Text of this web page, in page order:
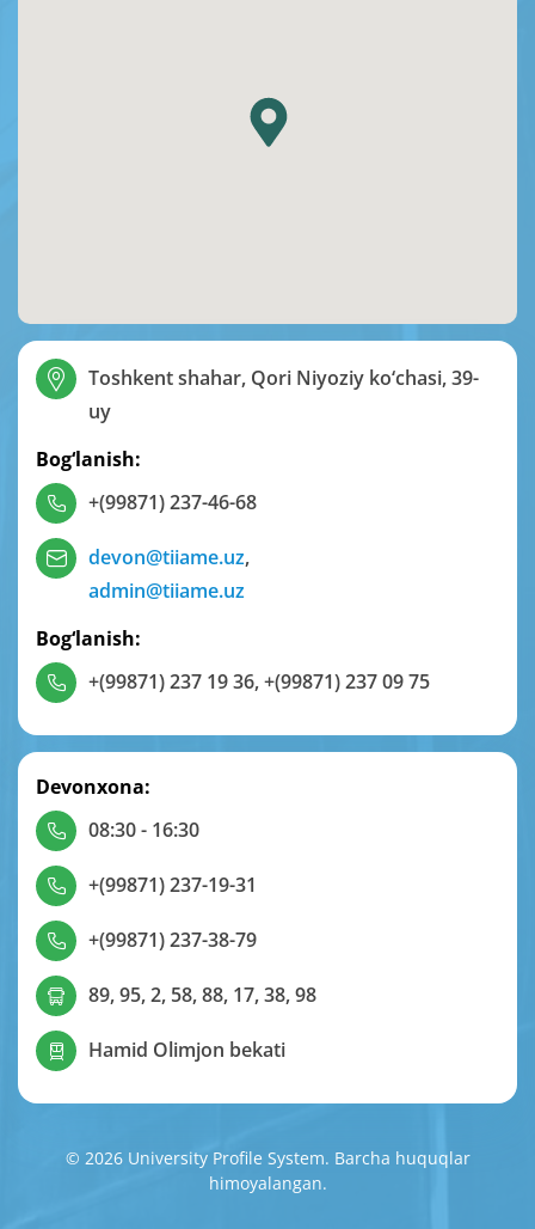
Toshkent shahar, Qori Niyoziy ko‘chasi, 39-
uy
Bog‘lanish:
+(99871) 237-46-68
devon@tiiame.uz,
admin@tiiame.uz
Bog‘lanish:
+(99871) 237 19 36,+(99871) 237 09 75
Devonxona:
08:30 - 16:30
+(99871) 237-19-31
+(99871) 237-38-79
89, 95, 2, 58, 88, 17, 38, 98
Hamid Olimjon bekati
© 2026 University Profile System. Barcha huquqlar
himoyalangan.